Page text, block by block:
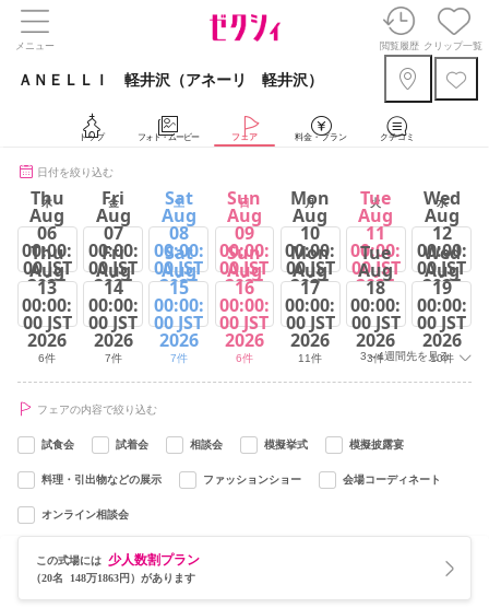
メニュー 閲覧履歴 クリップ一覧
ＡＮＥＬＬＩ 軽井沢（アネーリ 軽井沢）
トップ フォト・ムービー フェア 料金・プラン クチコミ
日付を絞り込む
木 金 土 日 月 火 水
Thu
Aug
06
00:00:
00 JST
2026
11件
Fri
Aug
07
00:00:
00 JST
2026
12件
Sat
Aug
08
00:00:
00 JST
2026
7件
Sun
Aug
09
00:00:
00 JST
2026
6件
Mon
Aug
10
00:00:
00 JST
2026
11件
Tue
Aug
11
00:00:
00 JST
2026
6件
Wed
Aug
12
00:00:
00 JST
2026
6件
Thu
Aug
13
00:00:
00 JST
2026
6件
Fri
Aug
14
00:00:
00 JST
2026
7件
Sat
Aug
15
00:00:
00 JST
2026
7件
Sun
Aug
16
00:00:
00 JST
2026
6件
Mon
Aug
17
00:00:
00 JST
2026
11件
Tue
Aug
18
00:00:
00 JST
2026
3件
Wed
Aug
19
00:00:
00 JST
2026
10件
3～4週間先を見る
フェアの内容で絞り込む
試食会 試着会 相談会 模擬挙式 模擬披露宴
料理・引出物などの展示 ファッションショー 会場コーディネート
オンライン相談会
この式場には 少人数割プラン
（20名 148万1863円）があります